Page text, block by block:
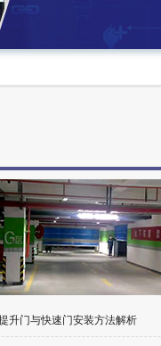
升门与快速门安装方法解析